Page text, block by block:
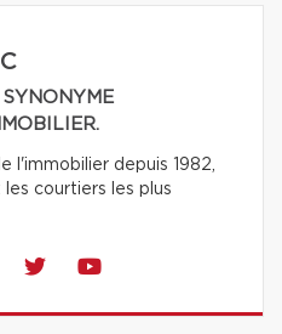
l'immobilier depuis 1982,
courtiers les plus